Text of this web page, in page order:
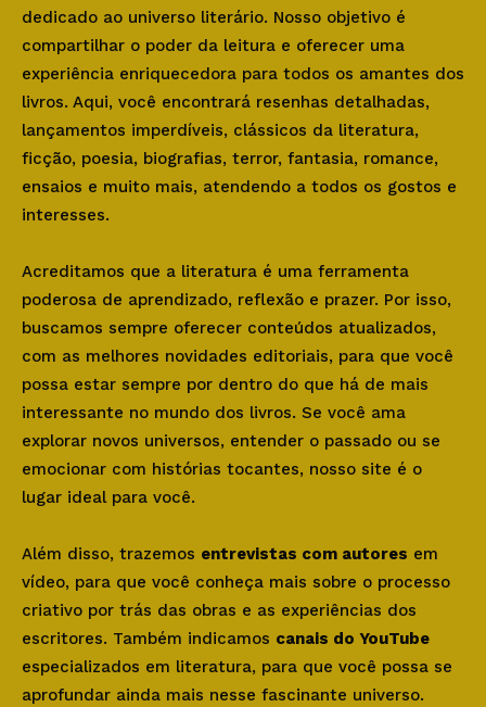
dedicado ao universo literário. Nosso objetivo é
compartilhar o poder da leitura e oferecer uma
experiência enriquecedora para todos os amantes dos
livros. Aqui, você encontrará resenhas detalhadas,
lançamentos imperdíveis, clássicos da literatura,
ficção, poesia, biografias, terror, fantasia, romance,
ensaios e muito mais, atendendo a todos os gostos e
interesses.
Acreditamos que a literatura é uma ferramenta
poderosa de aprendizado, reflexão e prazer. Por isso,
buscamos sempre oferecer conteúdos atualizados,
com as melhores novidades editoriais, para que você
possa estar sempre por dentro do que há de mais
interessante no mundo dos livros. Se você ama
explorar novos universos, entender o passado ou se
emocionar com histórias tocantes, nosso site é o
lugar ideal para você.
Além disso, trazemos entrevistas com autores em
vídeo, para que você conheça mais sobre o processo
criativo por trás das obras e as experiências dos
escritores. Também indicamos canais do YouTube
especializados em literatura, para que você possa se
aprofundar ainda mais nesse fascinante universo.